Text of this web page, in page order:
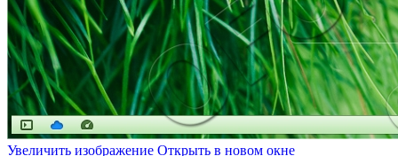
Увеличить изображение Открыть в новом окне